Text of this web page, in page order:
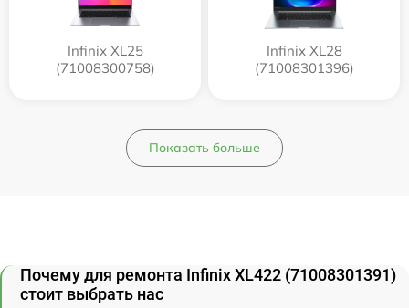
Infinix XL25
(71008300758)
Infinix XL28
(71008301396)
Показать больше
Почему для ремонта Infinix XL422 (71008301391)
стоит выбрать нас